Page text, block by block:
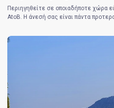
Περιηγηθείτε σε οποιαδήποτε χώρα
AtoB. Η άνεσή σας είναι πάντα